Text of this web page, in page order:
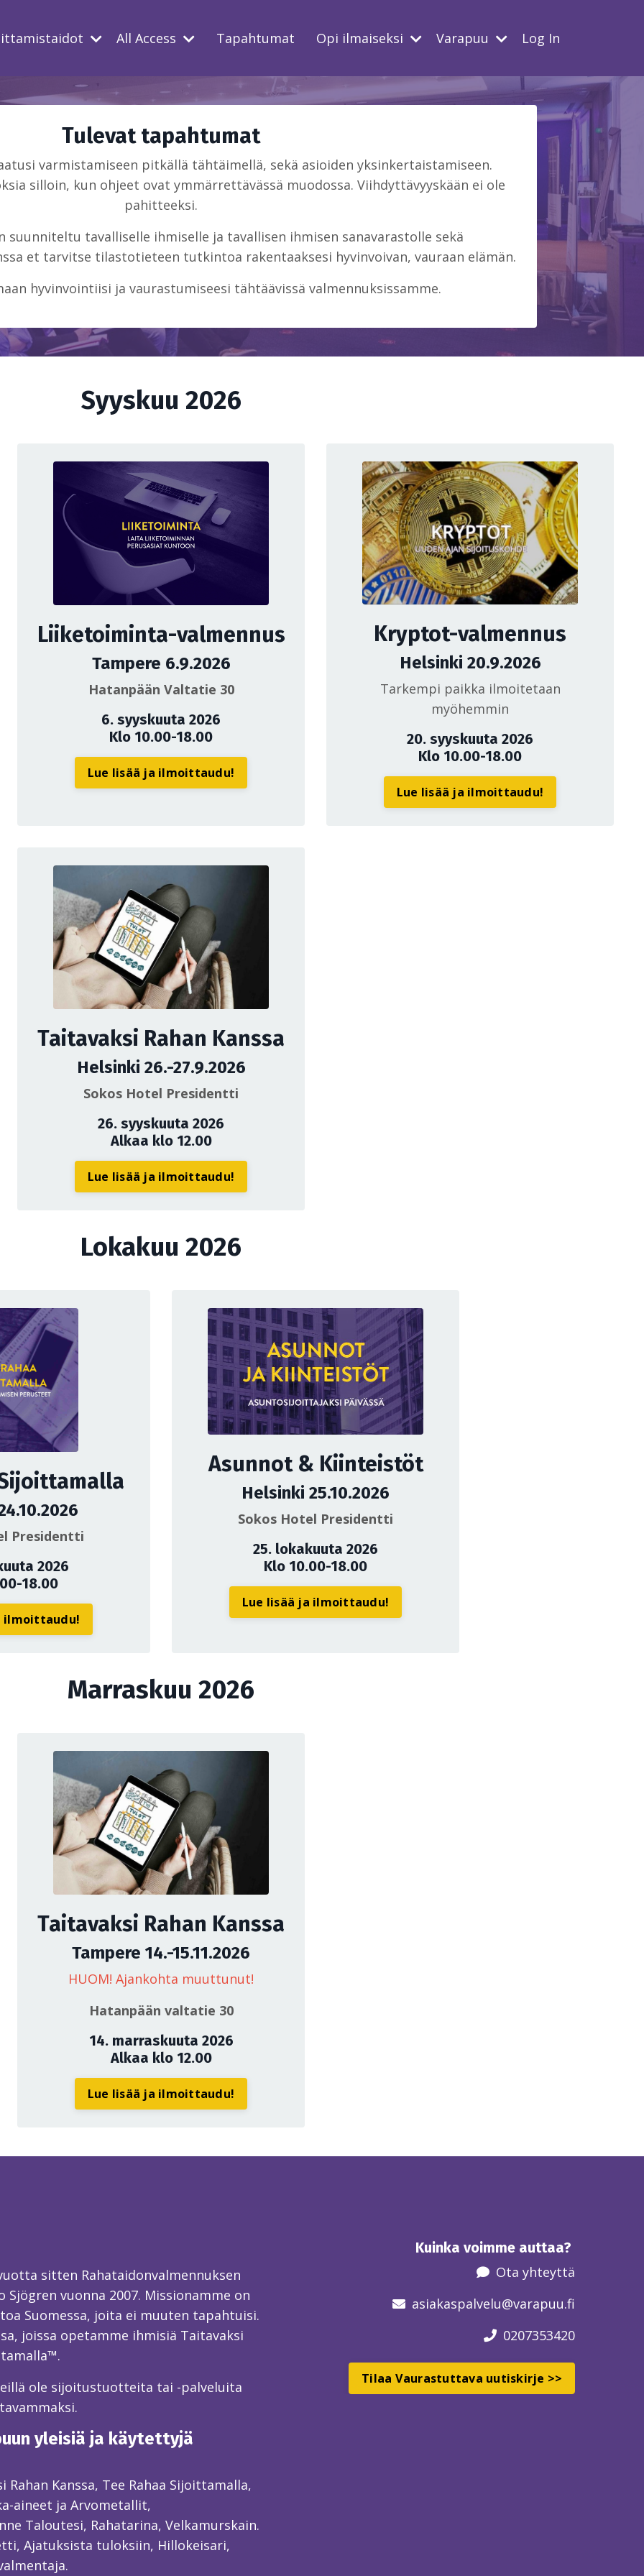
All Access Tapahtumat Opi ilmaiseksi Varapuu Log In
Tulevat tapahtumat
varmistamiseen pitkällä tähtäimellä, sekä asioiden yksinkertaistamiseen.
silloin, kun ohjeet ovat ymmärrettävässä muodossa. Viihdyttävyyskään ei ole
pahitteeksi.
suunniteltu tavalliselle ihmiselle ja tavallisen ihmisen sanavarastolle sekä
et tarvitse tilastotieteen tutkintoa rakentaaksesi hyvinvoivan, vauraan elämän.
hyvinvointiisi ja vaurastumiseesi tähtäävissä valmennuksissamme.
Syyskuu 2026
Liiketoiminta-valmennus
Tampere 6.9.2026
Hatanpään Valtatie 30
6. syyskuuta 2026
Klo 10.00-18.00
Lue lisää ja ilmoittaudu!
Kryptot-valmennus
Helsinki 20.9.2026
Tarkempi paikka ilmoitetaan
myöhemmin
20. syyskuuta 2026
Klo 10.00-18.00
Lue lisää ja ilmoittaudu!
Taitavaksi Rahan Kanssa
Helsinki 26.-27.9.2026
Sokos Hotel Presidentti
26. syyskuuta 2026
Alkaa klo 12.00
Lue lisää ja ilmoittaudu!
Lokakuu 2026
Presidentti
2026
18.00
ilmoittaudu!
Asunnot & Kiinteistöt
Helsinki 25.10.2026
Sokos Hotel Presidentti
25. lokakuuta 2026
Klo 10.00-18.00
Lue lisää ja ilmoittaudu!
Marraskuu 2026
Taitavaksi Rahan Kanssa
Tampere 14.-15.11.2026
HUOM! Ajankohta muuttunut!
Hatanpään valtatie 30
14. marraskuuta 2026
Alkaa klo 12.00
Lue lisää ja ilmoittaudu!
sitten Rahataidonvalmennuksen
vuonna 2007. Missionamme on
Suomessa, joita ei muuten tapahtuisi.
joissa opetamme ihmisiä Taitavaksi
ole sijoitustuotteita tai -palveluita
yleisiä ja käytettyjä
Kanssa, Tee Rahaa Sijoittamalla,
aineet ja Arvometallit,
Taloutesi, Rahatarina, Velkamurskain.
Ajatuksista tuloksiin, Hillokeisari,
Kuinka voimme auttaa?
Ota yhteyttä
asiakaspalvelu@varapuu.fi
0207353420
Tilaa Vaurastuttava uutiskirje >>